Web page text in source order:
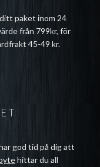
paket inom 24
från 799kr, för
45-49 kr.
god tid på dig att
hittar du all